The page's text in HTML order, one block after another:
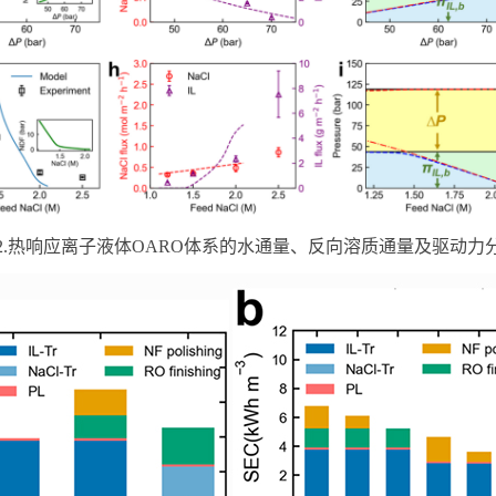
热响应离子液体OARO体系的水通量、反向溶质通量及驱动力